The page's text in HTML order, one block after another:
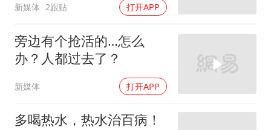
新媒体 2跟贴 打开APP
旁边有个抢活的…怎么
办？人都过去了？
新媒体 打开APP
多喝热水，热水治百病！